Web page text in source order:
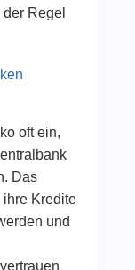
Regel
oft ein,
Das
ihre Kredite
und